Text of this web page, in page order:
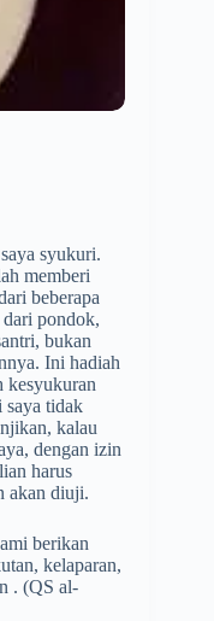
syukuri.
memberi
beberapa
pondok,
bukan
Ini hadiah
kesyukuran
saya tidak
kalau
dengan izin
harus
akan diuji.
berikan
kelaparan,
. (QS al-